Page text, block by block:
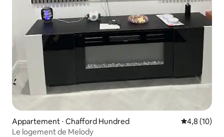
Appartement ⋅ Chafford Hundred Évaluation
4,8 (10)
Le logement de Melody